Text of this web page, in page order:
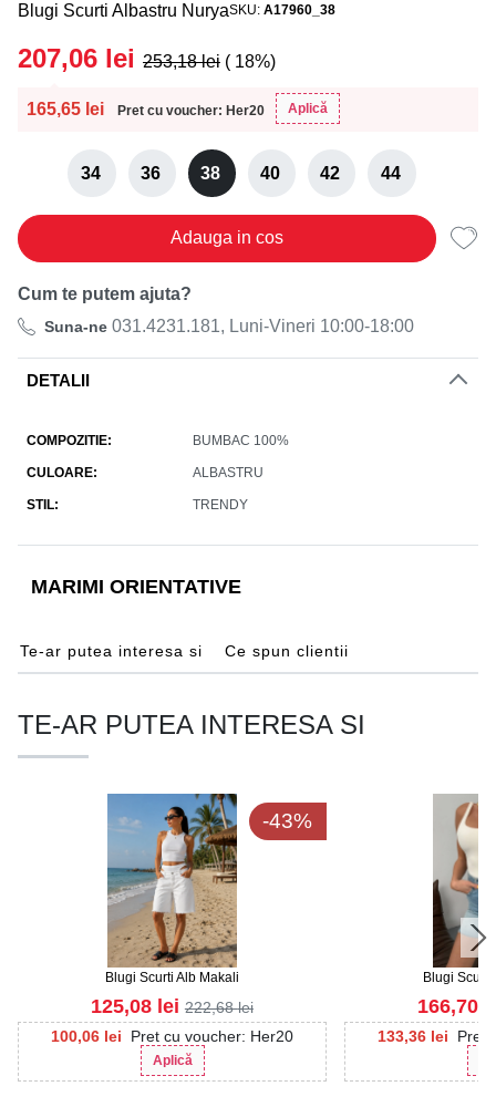
Blugi Scurti Albastru NuryaSKU A17960_38
165,65 lei Pret cu voucher: Her20 Aplică
207,06 lei 253,18lei ( 18%)
34 36 38 40 42 44
Adauga in cos
Cum te putem ajuta?
Suna-ne 031.4231.181, Luni-Vineri 10:00-18:00
DETALII
COMPOZITIE BUMBAC 100%
CULOARE ALBASTRU
STIL TRENDY
MARIMI ORIENTATIVE
Te-ar putea interesa si Ce spun clientii
TE-AR PUTEA INTERESA SI
-43%
Blugi Scurti Alb Makali
100,06 lei Pret cu voucher: Her20
Aplică
125,08 lei 222,68lei
Blugi Scurti
133,36 lei Pret
166,70